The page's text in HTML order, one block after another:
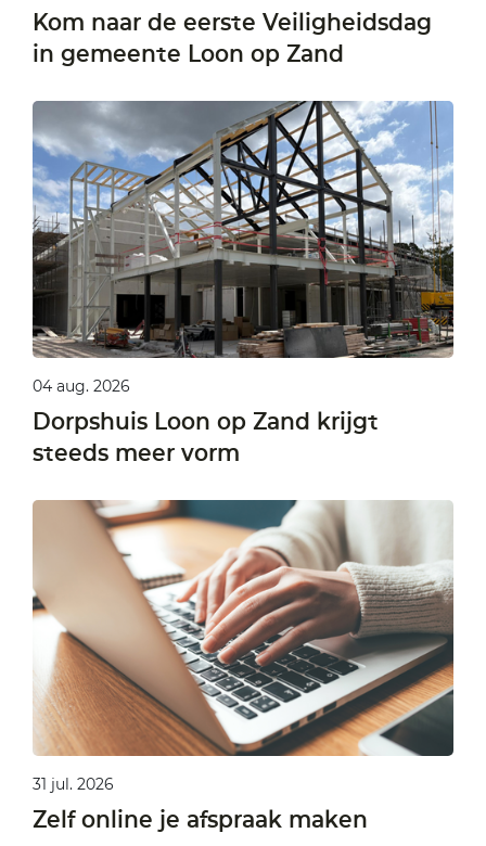
Kom naar de eerste Veiligheidsdag
in gemeente Loon op Zand
04 aug. 2026
Dorpshuis Loon op Zand krijgt
steeds meer vorm
31 jul. 2026
Zelf online je afspraak maken